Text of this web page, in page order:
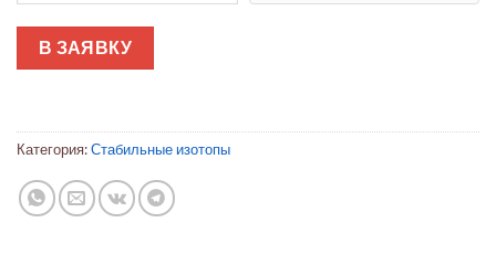
В ЗАЯВКУ
Категория:Стабильные изотопы